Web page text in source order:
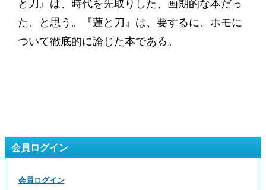
と刀』は、時代を先取りした、画期的な本だっ
た、と思う。『蓮と刀』は、要するに、ホモに
ついて徹底的に論じた本である。
会員ログイン
会員ログイン